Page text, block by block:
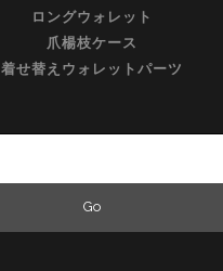
ロングウォレット
爪楊枝ケース
着せ替えウォレットパーツ